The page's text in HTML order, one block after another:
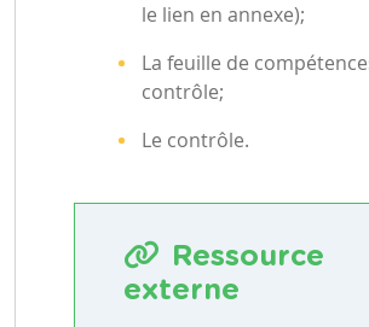
le lien en annexe);
La feuille de
contrôle;
Le contrôle.
Ressource
externe